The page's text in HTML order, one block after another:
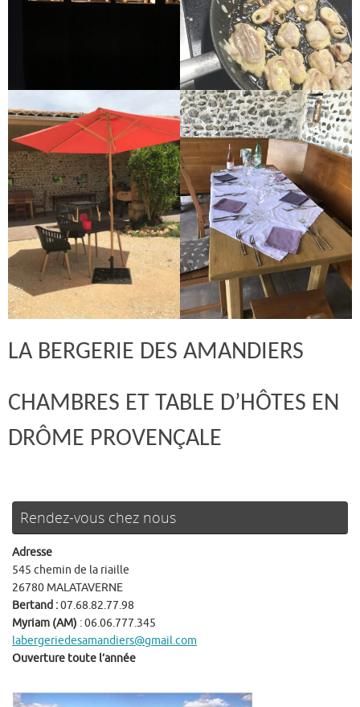
LA BERGERIE DES AMANDIERS
CHAMBRES ET TABLE D’HÔTES EN
DRÔME PROVENÇALE
Rendez-vous chez nous
Adresse
545 chemin de la riaille
26780 MALATAVERNE
Bertand :07.68.82.77.98
Myriam (AM) : 06.06.777.345
labergeriedesamandiers@gmail.com
Ouverture toute l’année